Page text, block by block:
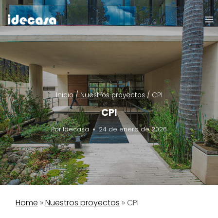
Saltar
al
contenido
Inicio / Nuestros proyectos / CPI
CPI
PorIdecasa 24 de enero de 2026
Home » Nuestros proyectos » CPI